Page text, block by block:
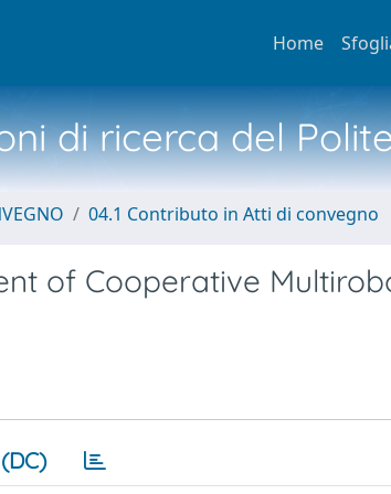
Home
di ricerca del
04.1 Contributo in Atti di convegno
of Cooperative